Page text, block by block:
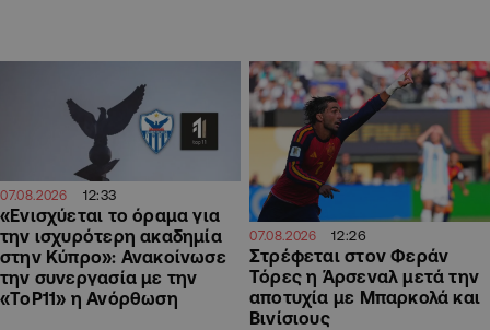
07.08.2026 12:33
«Ενισχύεται το όραμα για
την ισχυρότερη ακαδημία
στην Κύπρο»: Ανακοίνωσε
την συνεργασία με την
«ToP11» η Ανόρθωση
07.08.2026 12:26
Στρέφεται στον Φεράν
Τόρες η Άρσεναλ μετά την
αποτυχία με Μπαρκολά και
Βινίσιους